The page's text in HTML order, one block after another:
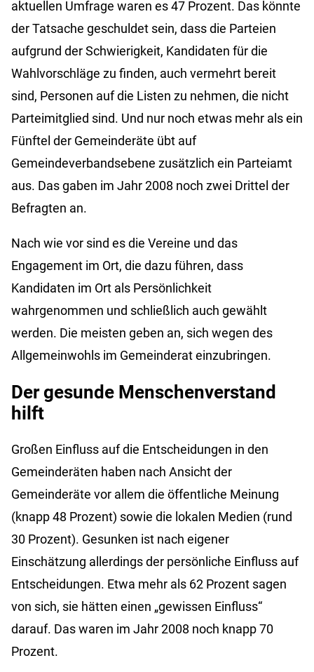
aktuellen Umfrage waren es 47 Prozent. Das könnte
der Tatsache geschuldet sein, dass die Parteien
aufgrund der Schwierigkeit, Kandidaten für die
Wahlvorschläge zu finden, auch vermehrt bereit
sind, Personen auf die Listen zu nehmen, die nicht
Parteimitglied sind. Und nur noch etwas mehr als ein
Fünftel der Gemeinderäte übt auf
Gemeindeverbandsebene zusätzlich ein Parteiamt
aus. Das gaben im Jahr 2008 noch zwei Drittel der
Befragten an.
Nach wie vor sind es die Vereine und das
Engagement im Ort, die dazu führen, dass
Kandidaten im Ort als Persönlichkeit
wahrgenommen und schließlich auch gewählt
werden. Die meisten geben an, sich wegen des
Allgemeinwohls im Gemeinderat einzubringen.
Der gesunde Menschenverstand
hilft
Großen Einfluss auf die Entscheidungen in den
Gemeinderäten haben nach Ansicht der
Gemeinderäte vor allem die öffentliche Meinung
(knapp 48 Prozent) sowie die lokalen Medien (rund
30 Prozent). Gesunken ist nach eigener
Einschätzung allerdings der persönliche Einfluss auf
Entscheidungen. Etwa mehr als 62 Prozent sagen
von sich, sie hätten einen „gewissen Einfluss“
darauf. Das waren im Jahr 2008 noch knapp 70
Prozent.